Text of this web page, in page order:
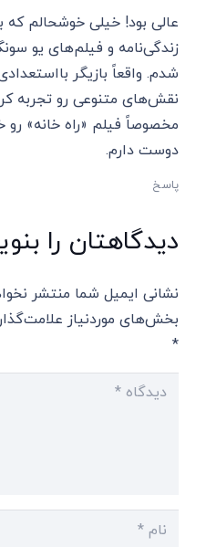
عالی بود! خیلی خوشحالم که
زندگی‌نامه و فیلم‌های یو
شدم. واقعاً بازیگر
نقش‌های متنوعی رو تجربه
مخصوصاً فیلم «راه خانه» رو
دوست دارم.
پاسخ
دیدگاهتان را
نشانی ایمیل شما منتشر
بخش‌های موردنیاز
*